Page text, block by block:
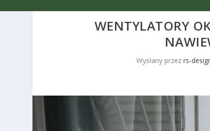
WENTYLATORY
Wysłany przezrs-